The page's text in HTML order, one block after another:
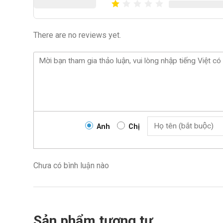
There are no reviews yet.
Anh Chị
Chưa có bình luận nào